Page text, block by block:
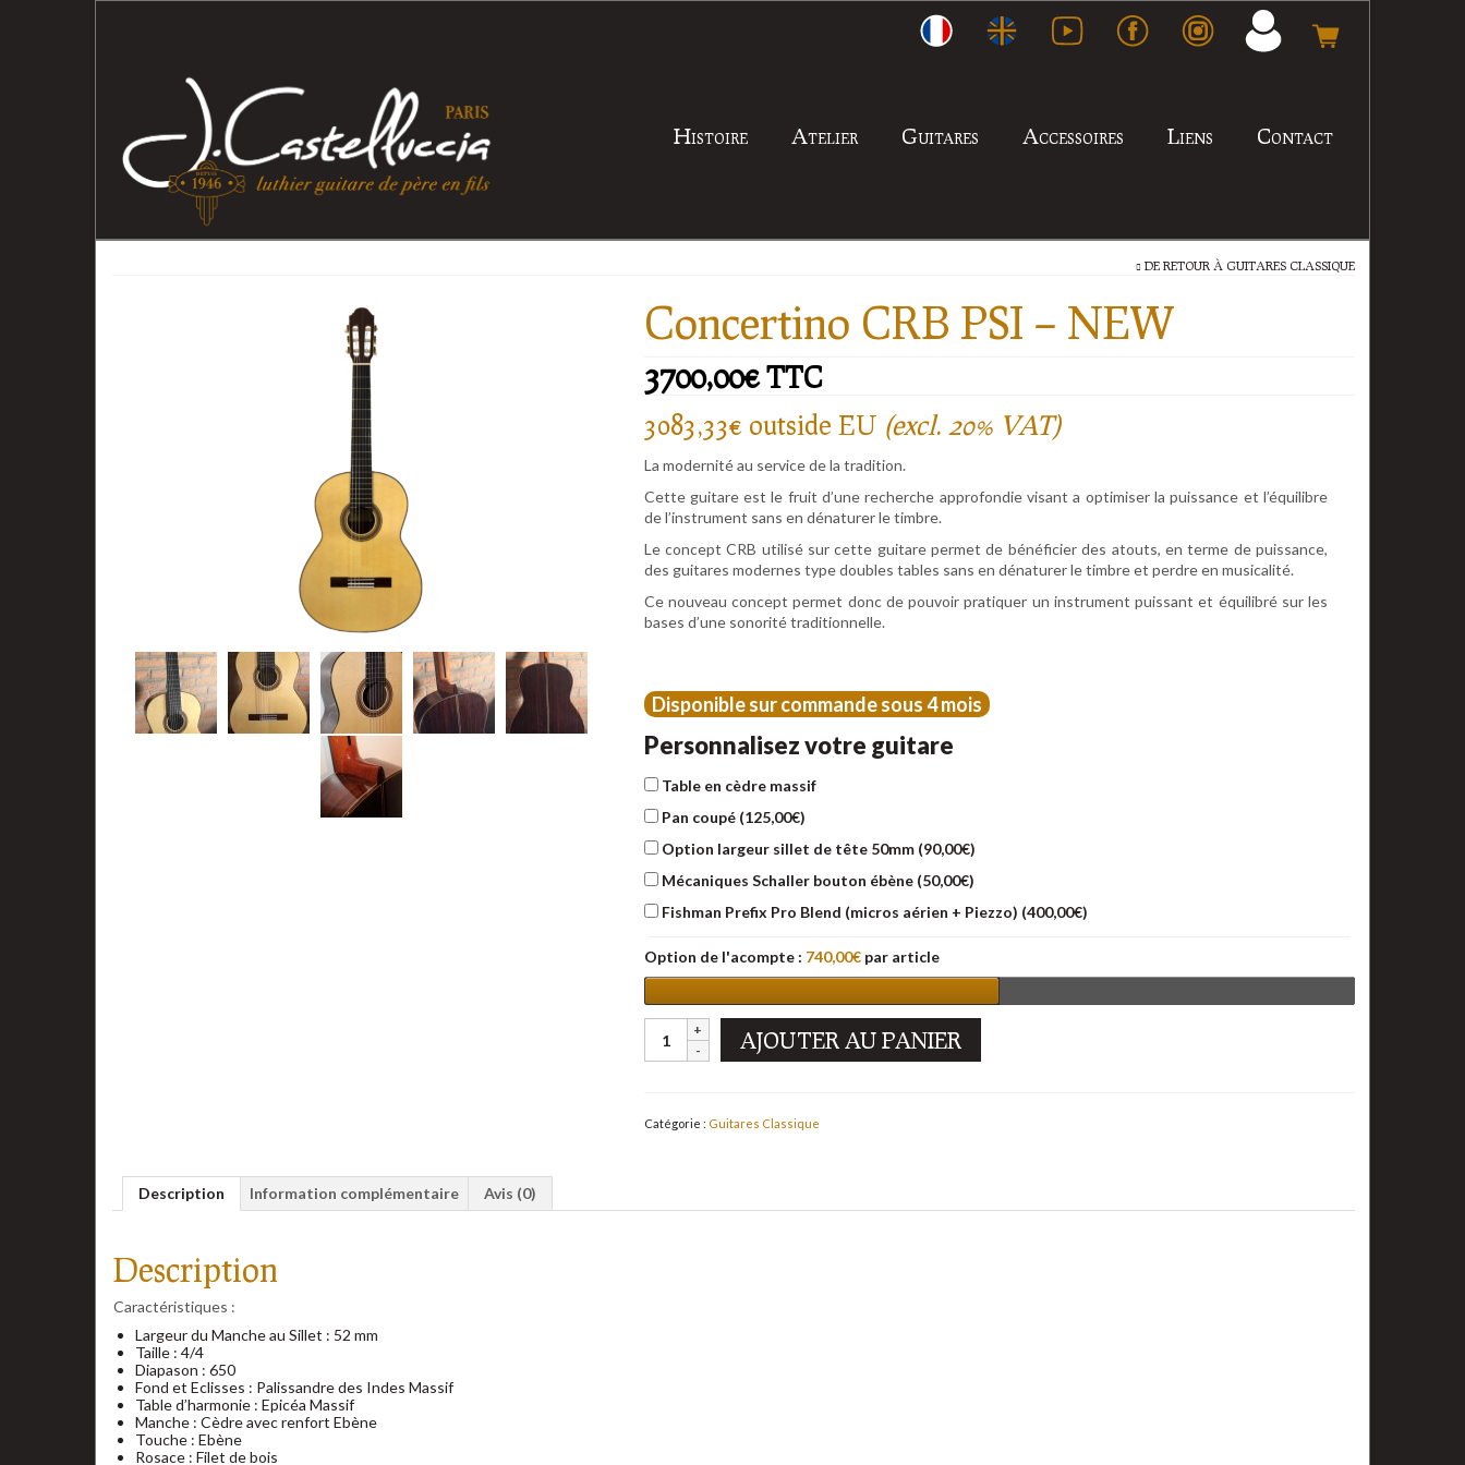
Histoire Atelier Guitares Accessoires Liens Contact
DE RETOUR À GUITARES CLASSIQUE
Concertino CRB PSI – NEW
3700,00€ TTC
3083,33€ outside EU (excl. 20% VAT)
La modernité au service de la tradition.
Cette guitare est le fruit d’une recherche approfondie visant a optimiser la puissance et l’équilibre
de l’instrument sans en dénaturer le timbre.
Le concept CRB utilisé sur cette guitare permet de bénéficier des atouts, en terme de puissance,
des guitares modernes type doubles tables sans en dénaturer le timbre et perdre en musicalité.
Ce nouveau concept permet donc de pouvoir pratiquer un instrument puissant et équilibré sur les
bases d’une sonorité traditionnelle.
Disponible sur commande sous 4 mois
Personnalisez votre guitare
Table en cèdre massif
Pan coupé (125,00€)
Option largeur sillet de tête 50mm (90,00€)
Mécaniques Schaller bouton ébène (50,00€)
Fishman Prefix Pro Blend (micros aérien + Piezzo) (400,00€)
Option de l'acompte : 740,00€ par article
AJOUTER AU PANIER
Catégorie : Guitares Classique
Description Information complémentaire Avis (0)
Description
Caractéristiques :
Largeur du Manche au Sillet : 52 mm
Taille : 4/4
Diapason : 650
Fond et Eclisses : Palissandre des Indes Massif
Table d’harmonie : Epicéa Massif
Manche : Cèdre avec renfort Ebène
Touche : Ebène
Rosace : Filet de bois